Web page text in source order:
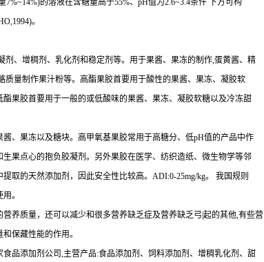
的溶液在含糖量高于55%、pH值为2.6~3.4条件 下方可构
。
剂、增稠剂、乳化剂和稳定剂等。用于果酱、果冻的制作,蛋黄酱、精
质量制作果汁粉等。高酯果胶首要用于酸性的果酱、果冻、凝胶软
果胶首要用于一般的或低酸味的果酱、果冻、凝胶软糖以及冷冻甜
、果冻以及糖块。高甲氧基果胶常用于高糖分、低pH值的产品中作
果点心的抱负胶凝剂。另外果胶在医学、纺织造纸、微生物学等邻
取的天然添加剂，因此安全性比较高。ADI:0-25mg/kg。 我国规则
。
养质量，还可以减少和很多营养缺乏症及营养缺乏弓|起的其他,有些营
保藏性能的作用。
品添加剂公司,主营产品:食品添加剂、饲料添加剂、增稠乳化剂、甜